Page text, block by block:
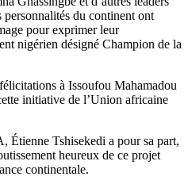
personnalités du continent ont
pour exprimer leur
nigérien désigné Champion de la
à Issoufou Mahamadou
initiative de l’Union africaine
Étienne Tshisekedi a pour sa part,
heureux de ce projet
continentale.